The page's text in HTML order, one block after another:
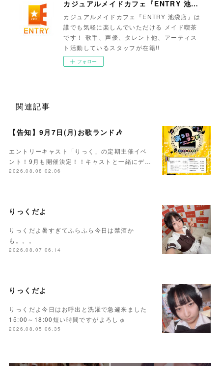
カジュアルメイドカフェ『ENTRY 池袋店』
カジュアルメイドカフェ『ENTRY 池袋店』は
誰でも気軽に楽しんでいただける メイド喫茶
です！ 歌手、声優、タレント他、アーティス
ト活動しているスタッフが在籍!!
フォロー
関連記事
【告知】9月7日(月)お歌ランド🎶
エントリーキャスト「りっく」の定期主催イベ
ント！9月も開催決定！！キャストと一緒にデ…
2026.08.08 02:06
りっくだよ
りっくだよ暑すぎてふらふら今日は禁酒か
も。。。
2026.08.07 06:14
りっくだよ
りっくだよ今日はお呼出と洗濯で急遽来ました
15:00～18:00短い時間ですがよろしゅ
2026.08.05 06:35